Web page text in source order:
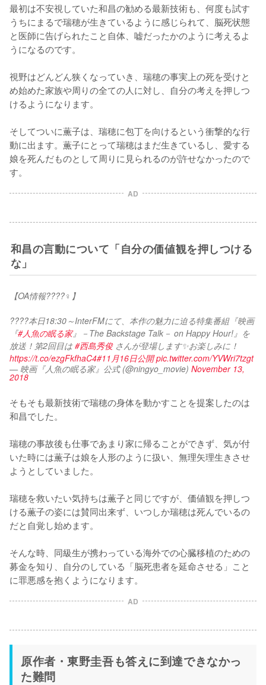
最初は不安視していた和昌の勧める最新技術も、何度も試す
うちにまるで瑞穂が生きているように感じられて、脳死状態
と医師に告げられたこと自体、嘘だったかのように考えるよ
うになるのです。
視野はどんどん狭くなっていき、瑞穂の事実上の死を受けと
め始めた家族や周りの全ての人に対し、自分の考えを押しつ
けるようになります。
そしてついに薫子は、瑞穂に包丁を向けるという衝撃的な行
動に出ます。薫子にとって瑞穂はまだ生きているし、愛する
娘を死んだものとして周りに見られるのが許せなかったので
す。
AD
和昌の言動について「自分の価値観を押しつける
な」
【OA情報????‍♀️】
????本日18:30～InterFMにて、本作の魅力に迫る特集番組『映画
『#人魚の眠る家』－The Backstage Talk－ on Happy Hour!』を
放送！第2回目は #西島秀俊 さんが登場します✨お楽しみに！
https://t.co/ezgFkfhaC4#11月16日公開 pic.twitter.com/YVWri7tzgt
— 映画『人魚の眠る家』公式 (@ningyo_movie) November 13,
2018
そもそも最新技術で瑞穂の身体を動かすことを提案したのは
和昌でした。
瑞穂の事故後も仕事であまり家に帰ることができず、気が付
いた時には薫子は娘を人形のように扱い、無理矢理生きさせ
ようとしていました。
瑞穂を救いたい気持ちは薫子と同じですが、価値観を押しつ
ける薫子の姿には賛同出来ず、いつしか瑞穂は死んでいるの
だと自覚し始めます。
そんな時、同級生が携わっている海外での心臓移植のための
募金を知り、自分のしている「脳死患者を延命させる」こと
に罪悪感を抱くようになります。
AD
原作者・東野圭吾も答えに到達できなかっ
た難問